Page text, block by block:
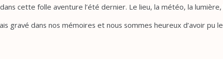
cette folle aventure l’été dernier. Le lieu, la météo, la
gravé dans nos mémoires et nous sommes heureux d’avoir pu